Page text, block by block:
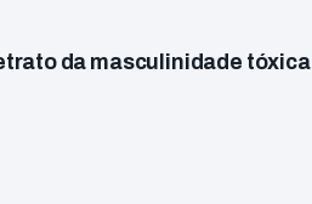
da masculinidade tóxica